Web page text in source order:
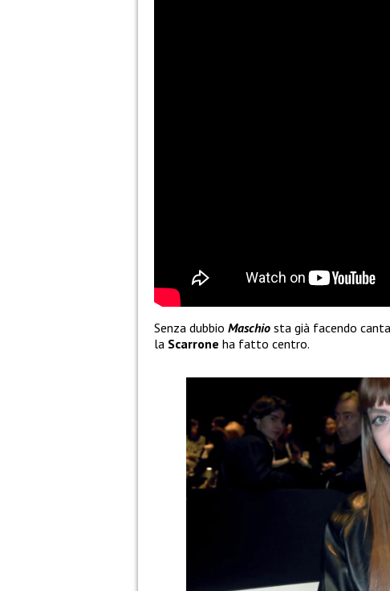
Senza dubbio Maschio sta già facendo
la Scarrone ha fatto centro.